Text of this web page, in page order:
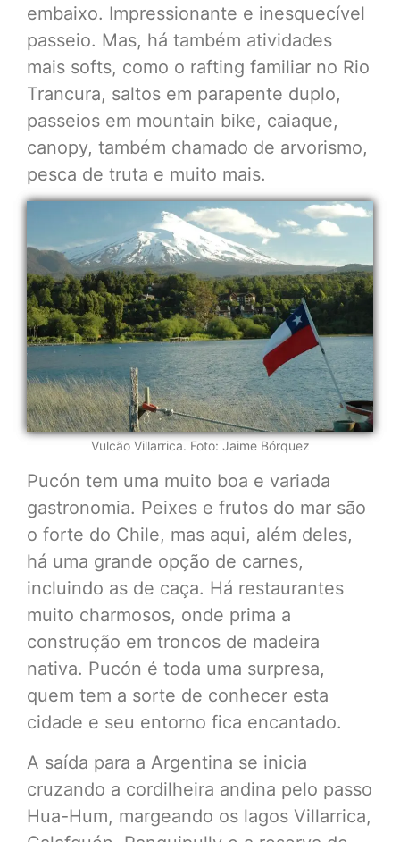
embaixo. Impressionante e inesquecível
passeio. Mas, há também atividades
mais softs, como o rafting familiar no Rio
Trancura, saltos em parapente duplo,
passeios em mountain bike, caiaque,
canopy, também chamado de arvorismo,
pesca de truta e muito mais.
Vulcão Villarrica. Foto: Jaime Bórquez
Pucón tem uma muito boa e variada
gastronomia. Peixes e frutos do mar são
o forte do Chile, mas aqui, além deles,
há uma grande opção de carnes,
incluindo as de caça. Há restaurantes
muito charmosos, onde prima a
construção em troncos de madeira
nativa. Pucón é toda uma surpresa,
quem tem a sorte de conhecer esta
cidade e seu entorno fica encantado.
A saída para a Argentina se inicia
cruzando a cordilheira andina pelo passo
Hua-Hum, margeando os lagos Villarrica,